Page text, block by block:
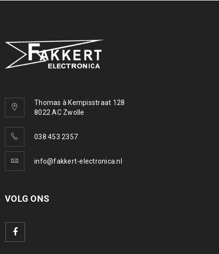
Thomas à Kempisstraat 128
8022 AC Zwolle
038 453 2357
info@fakkert-electronica.nl
VOLG ONS